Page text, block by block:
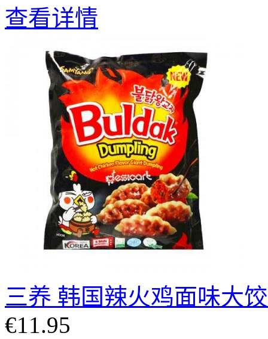
查看详情
三养 韩国辣火鸡面味大
€11.95